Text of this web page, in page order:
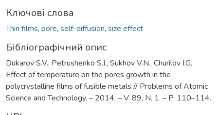
Ключові слова
Thin films, pore, self-diffusion, size effect
Бібліографічний опис
Dukarov S.V., Petrushenko S.I., Sukhov V.N., Churilov I.G.
Effect of temperature on the pores growth in the
polycrystalline films of fusible metals // Problems of Atomic
Science and Technology. – 2014. – V. 89, N. 1. – P. 110–114.